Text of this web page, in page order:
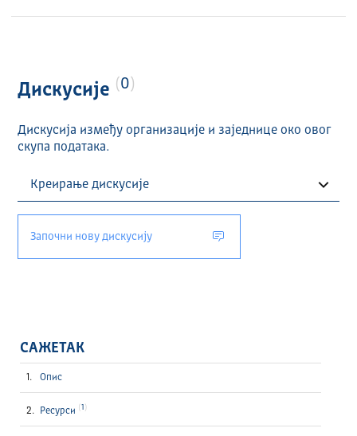
Дискусије 0
Дискусија између организације и заједнице око овог
скупа података.
Започни нову дискусију
САЖЕТАК
Опис
Ресурси 1